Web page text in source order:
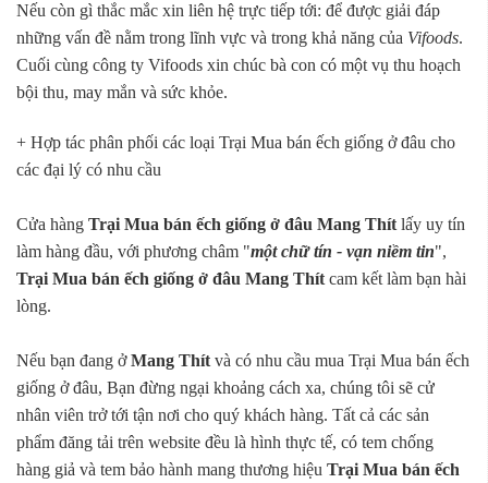
Nếu còn gì thắc mắc xin liên hệ trực tiếp tới: để được giải đáp
những vấn đề nằm trong lĩnh vực và trong khả năng của Vifoods.
Cuối cùng công ty Vifoods xin chúc bà con có một vụ thu hoạch
bội thu, may mắn và sức khỏe.
+ Hợp tác phân phối các loại Trại Mua bán ếch giống ở đâu cho
các đại lý có nhu cầu
Cửa hàng Trại Mua bán ếch giống ở đâu Mang Thít lấy uy tín
làm hàng đầu, với phương châm "một chữ tín - vạn niềm tin",
Trại Mua bán ếch giống ở đâu Mang Thít cam kết làm bạn hài
lòng.
Nếu bạn đang ởMang Thít và có nhu cầu mua Trại Mua bán ếch
giống ở đâu, Bạn đừng ngại khoảng cách xa, chúng tôi sẽ cử
nhân viên trở tới tận nơi cho quý khách hàng. Tất cả các sản
phẩm đăng tải trên website đều là hình thực tế, có tem chống
hàng giả và tem bảo hành mang thương hiệu Trại Mua bán ếch